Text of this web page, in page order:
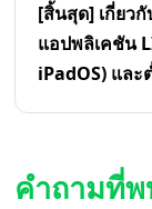
[สิ้นสุด] เกี่ยว
แอปพลิเคชัน
iPadOS) แล
คำถามที่